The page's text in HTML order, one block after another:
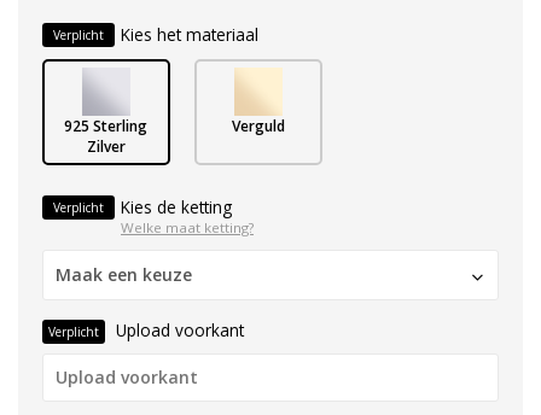
Verplicht Kies het materiaal
925 Sterling
Zilver
Verguld
Verplicht Kies de ketting
Welke maat ketting?
Maak een keuze
Verplicht Upload voorkant